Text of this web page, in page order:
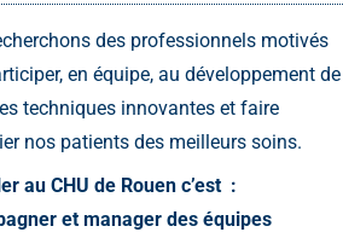
des professionnels motivés
en équipe, au développement de
techniques innovantes et faire
nos patients des meilleurs soins.
au CHU de Rouen c’est :
et manager des équipes